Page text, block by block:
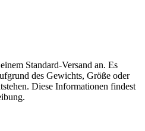
Standard-Versand an. Es
des Gewichts, Größe oder
Diese Informationen findest